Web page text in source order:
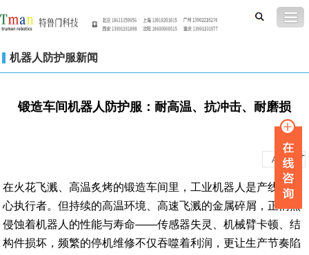
机器人防护服新闻
锻造车间机器人防护服：耐高温、抗冲击、耐磨损
A A +
在火花飞溅、高温炙烤的锻造车间里，工业机器人是产线的核
心执行者。但持续的高温环境、高速飞溅的金属碎屑，正悄然
侵蚀着机器人的性能与寿命——传感器失灵、机械臂卡顿、结
构件损坏，频繁的停机维修不仅吞噬着利润，更让生产节奏陷